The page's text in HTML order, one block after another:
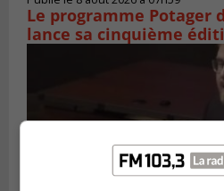
Le programme Potager
lance sa cinquième